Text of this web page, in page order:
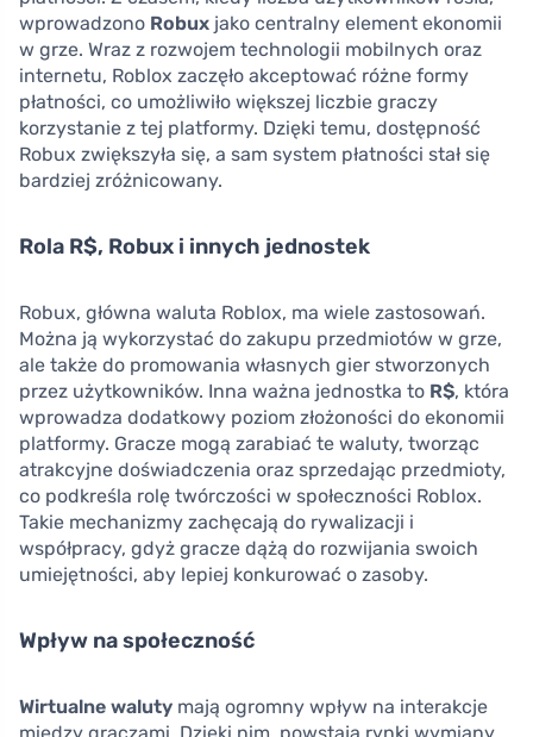
wprowadzono Robux jako centralny element ekonomii
w grze. Wraz z rozwojem technologii mobilnych oraz
internetu, Roblox zaczęło akceptować różne formy
płatności, co umożliwiło większej liczbie graczy
korzystanie z tej platformy. Dzięki temu, dostępność
Robux zwiększyła się, a sam system płatności stał się
bardziej zróżnicowany.
Rola R$, Robux i innych jednostek
Robux, główna waluta Roblox, ma wiele zastosowań.
Można ją wykorzystać do zakupu przedmiotów w grze,
ale także do promowania własnych gier stworzonych
przez użytkowników. Inna ważna jednostka to R$, która
wprowadza dodatkowy poziom złożoności do ekonomii
platformy. Gracze mogą zarabiać te waluty, tworząc
atrakcyjne doświadczenia oraz sprzedając przedmioty,
co podkreśla rolę twórczości w społeczności Roblox.
Takie mechanizmy zachęcają do rywalizacji i
współpracy, gdyż gracze dążą do rozwijania swoich
umiejętności, aby lepiej konkurować o zasoby.
Wpływ na społeczność
Wirtualne waluty mają ogromny wpływ na interakcje